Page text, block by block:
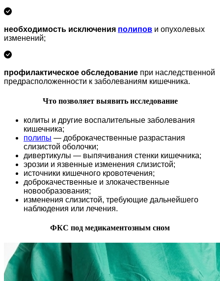
необходимость исключения полипов и опухолевых
изменений;
профилактическое обследование при наследственной
предрасположенности к заболеваниям кишечника.
Что позволяет выявить исследование
колиты и другие воспалительные заболевания
кишечника;
полипы — доброкачественные разрастания
слизистой оболочки;
дивертикулы — выпячивания стенки кишечника;
эрозии и язвенные изменения слизистой;
источники кишечного кровотечения;
доброкачественные и злокачественные
новообразования;
изменения слизистой, требующие дальнейшего
наблюдения или лечения.
ФКС под медикаментозным сном